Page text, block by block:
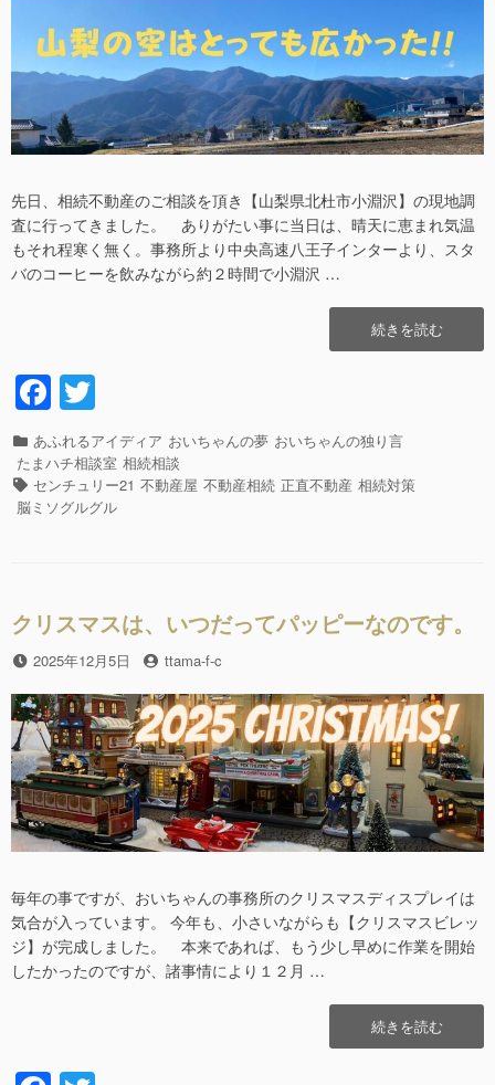
先日、相続不動産のご相談を頂き【山梨県北杜市小淵沢】の現地調
査に行ってきました。 ありがたい事に当日は、晴天に恵まれ気温
もそれ程寒く無く。事務所より中央高速八王子インターより、スタ
バのコーヒーを飲みながら約２時間で小淵沢 …
“山
梨
と
て
続きを読む
F
a
c
e
o
k
wi
tt
er
カ
テ
ゴ
リ
あふれるアイディア おいちゃんの夢 おいちゃんの独り言
たまハチ相談室 相続相談
タ
グ
センチュリー21 不動産屋 不動産相続 正直不動産 相続対策
脳ミソグルグル
クリスマスは、いつだってパッピーなのです。
投
日
2025年12月5日
投
者
ttama-f-c
毎年の事ですが、おいちゃんの事務所のクリスマスディスプレイは
気合が入っています。 今年も、小さいながらも【クリスマスビレッ
ジ】が完成しました。 本来であれば、もう少し早めに作業を開始
したかったのですが、諸事情により１２月 …
“ク
リ
続きを読む